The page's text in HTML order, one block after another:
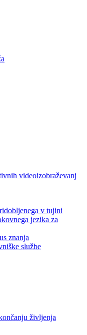
videoizobraževanj
v tujini
jezika za
znanja
službe
življenja